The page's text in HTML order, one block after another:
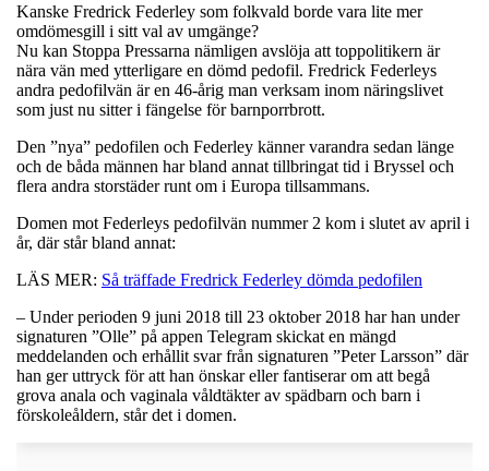
Kanske Fredrick Federley som folkvald borde vara lite mer
omdömesgill i sitt val av umgänge?
Nu kan Stoppa Pressarna nämligen avslöja att toppolitikern är
nära vän med ytterligare en dömd pedofil. Fredrick Federleys
andra pedofilvän är en 46-årig man verksam inom näringslivet
som just nu sitter i fängelse för barnporrbrott.
Den ”nya” pedofilen och Federley känner varandra sedan länge
och de båda männen har bland annat tillbringat tid i Bryssel och
flera andra storstäder runt om i Europa tillsammans.
Domen mot Federleys pedofilvän nummer 2 kom i slutet av april i
år, där står bland annat:
LÄS MER: Så träffade Fredrick Federley dömda pedofilen
– Under perioden 9 juni 2018 till 23 oktober 2018 har han under
signaturen ”Olle” på appen Telegram skickat en mängd
meddelanden och erhållit svar från signaturen ”Peter Larsson” där
han ger uttryck för att han önskar eller fantiserar om att begå
grova anala och vaginala våldtäkter av spädbarn och barn i
förskoleåldern, står det i domen.